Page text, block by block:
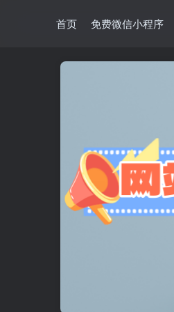
首页 免费微信小程序